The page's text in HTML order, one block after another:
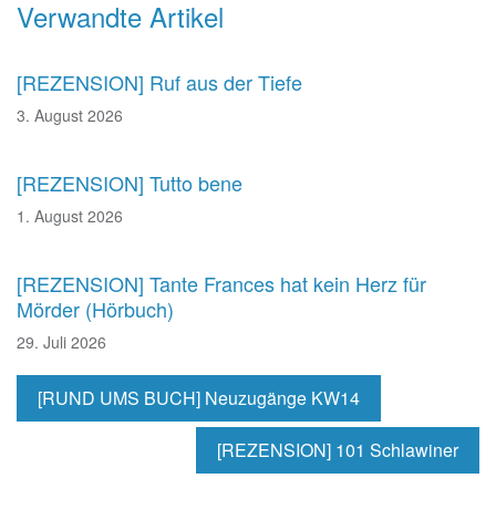
Verwandte Artikel
[REZENSION] Ruf aus der Tiefe
3. August 2026
[REZENSION] Tutto bene
1. August 2026
[REZENSION] Tante Frances hat kein Herz für
Mörder (Hörbuch)
29. Juli 2026
Beitragsnavigation
[RUND UMS BUCH] Neuzugänge KW14
[REZENSION] 101 Schlawiner